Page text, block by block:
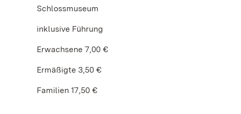
Schlossmuseum
inklusive Führung
Erwachsene 7,00 €
Ermäßigte 3,50 €
Familien 17,50 €